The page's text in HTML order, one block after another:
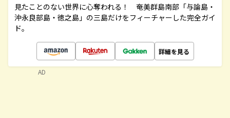
見たことのない世界に心奪われる！ 奄美群島南部「与論島・
沖永良部島・徳之島」の三島だけをフィーチャーした完全ガイ
ド。
詳細を見る
AD